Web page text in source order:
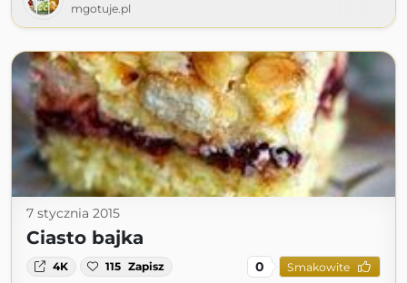
mgotuje.pl
7 stycznia 2015
Ciasto bajka
4K 115 Zapisz 0 Smakowite